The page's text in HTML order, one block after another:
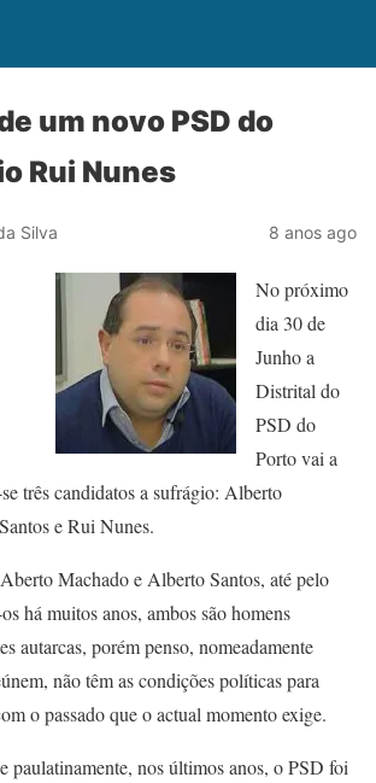
um novo PSD do
Rui Nunes
Silva 8 anos ago
No próximo
dia 30 de
Junho a
Distrital do
PSD do
Porto vai a
três candidatos a sufrágio: Alberto
e Rui Nunes.
Machado e Alberto Santos, até pelo
há muitos anos, ambos são homens
autarcas, porém penso, nomeadamente
não têm as condições políticas para
o passado que o actual momento exige.
paulatinamente, nos últimos anos, o PSD foi